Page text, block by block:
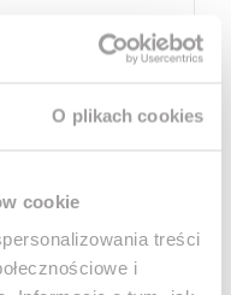
O plikach cookies
cookie
treści
i
SW